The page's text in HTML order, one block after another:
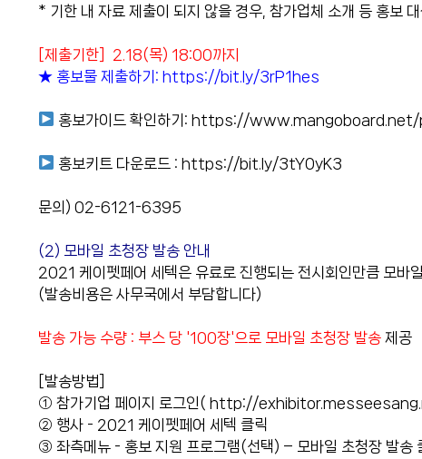
* 기한 내 자료 제출이 되지 않을 경우, 참가업체 소개 등 홍보
[제출기한] 2.18(목) 18:00까지
★ 홍보물 제출하기: https://bit.ly/3rP1hes
홍보가이드 확인하기:https://
홍보키트 다운로드 :https://bit.ly/3tY0yK3
문의) 02-6121-6395
(2) 모바일 초청장 발송 안내
2021 케이펫페어 세텍은 유료로 진행되는 전시회인만큼 모바
(발송비용은 사무국에서 부담합니다)
발송 가능 수량 : 부스 당 '100장'으로 모바일 초청장 발송제공
[발송방법]
① 참가기업 페이지 로그인( http://
② 행사 - 2021 케이펫페어 세텍 클릭
③ 좌측메뉴 - 홍보 지원 프로그램(선택) – 모바일 초청장 발송